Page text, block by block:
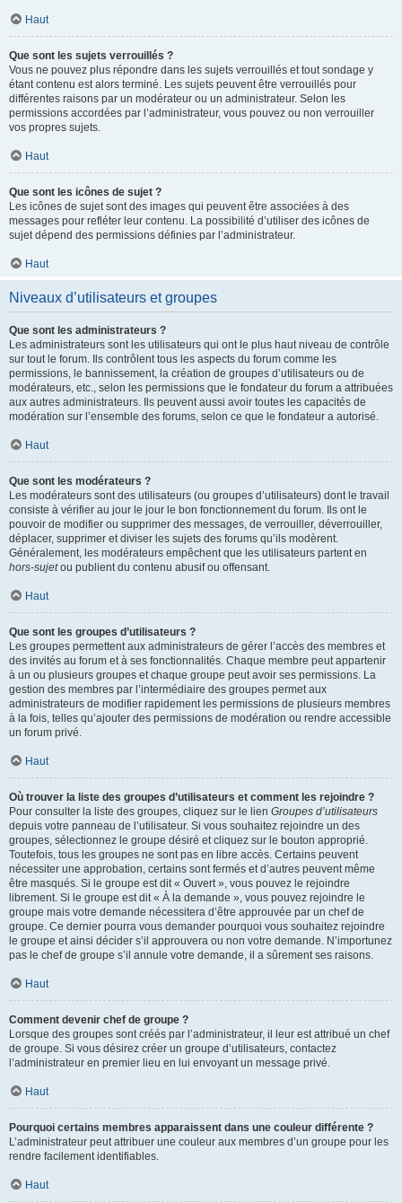
Haut
Que sont les sujets verrouillés ?
Vous ne pouvez plus répondre dans les sujets verrouillés et tout sondage y
étant contenu est alors terminé. Les sujets peuvent être verrouillés pour
différentes raisons par un modérateur ou un administrateur. Selon les
permissions accordées par l’administrateur, vous pouvez ou non verrouiller
vos propres sujets.
Haut
Que sont les icônes de sujet ?
Les icônes de sujet sont des images qui peuvent être associées à des
messages pour refléter leur contenu. La possibilité d’utiliser des icônes de
sujet dépend des permissions définies par l’administrateur.
Haut
Niveaux d’utilisateurs et groupes
Que sont les administrateurs ?
Les administrateurs sont les utilisateurs qui ont le plus haut niveau de contrôle
sur tout le forum. Ils contrôlent tous les aspects du forum comme les
permissions, le bannissement, la création de groupes d’utilisateurs ou de
modérateurs, etc., selon les permissions que le fondateur du forum a attribuées
aux autres administrateurs. Ils peuvent aussi avoir toutes les capacités de
modération sur l’ensemble des forums, selon ce que le fondateur a autorisé.
Haut
Que sont les modérateurs ?
Les modérateurs sont des utilisateurs (ou groupes d’utilisateurs) dont le travail
consiste à vérifier au jour le jour le bon fonctionnement du forum. Ils ont le
pouvoir de modifier ou supprimer des messages, de verrouiller, déverrouiller,
déplacer, supprimer et diviser les sujets des forums qu’ils modèrent.
Généralement, les modérateurs empêchent que les utilisateurs partent en
hors-sujetou publient du contenu abusif ou offensant.
Haut
Que sont les groupes d’utilisateurs ?
Les groupes permettent aux administrateurs de gérer l’accès des membres et
des invités au forum et à ses fonctionnalités. Chaque membre peut appartenir
à un ou plusieurs groupes et chaque groupe peut avoir ses permissions. La
gestion des membres par l’intermédiaire des groupes permet aux
administrateurs de modifier rapidement les permissions de plusieurs membres
à la fois, telles qu’ajouter des permissions de modération ou rendre accessible
un forum privé.
Haut
Où trouver la liste des groupes d’utilisateurs et comment les rejoindre ?
Pour consulter la liste des groupes, cliquez sur le lien Groupes d’utilisateurs
depuis votre panneau de l’utilisateur. Si vous souhaitez rejoindre un des
groupes, sélectionnez le groupe désiré et cliquez sur le bouton approprié.
Toutefois, tous les groupes ne sont pas en libre accès. Certains peuvent
nécessiter une approbation, certains sont fermés et d’autres peuvent même
être masqués. Si le groupe est dit « Ouvert », vous pouvez le rejoindre
librement. Si le groupe est dit « À la demande », vous pouvez rejoindre le
groupe mais votre demande nécessitera d’être approuvée par un chef de
groupe. Ce dernier pourra vous demander pourquoi vous souhaitez rejoindre
le groupe et ainsi décider s’il approuvera ou non votre demande. N’importunez
pas le chef de groupe s’il annule votre demande, il a sûrement ses raisons.
Haut
Comment devenir chef de groupe ?
Lorsque des groupes sont créés par l’administrateur, il leur est attribué un chef
de groupe. Si vous désirez créer un groupe d’utilisateurs, contactez
l’administrateur en premier lieu en lui envoyant un message privé.
Haut
Pourquoi certains membres apparaissent dans une couleur différente ?
L’administrateur peut attribuer une couleur aux membres d’un groupe pour les
rendre facilement identifiables.
Haut